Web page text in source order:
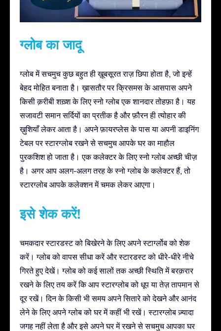
ग्लोब का जादू
ग्लोब में सचमुच कुछ बहुत ही ख़ूबसूरत राज़ छिपा होता है, जो इन्हें
बेहद मोहित बनाता है। ख़ासतौर पर क्रिसमस के आसपास अपने
किसी क़रीबी शख़्श के लिए स्नो ग्लोब एक शानदार तोहफ़ा है। यह
सजावटी समान सर्दियों का प्रतीक है और फ़ौरन ही त्योहार की
ख़ुशियाँ लेकर आता है। अपने फ़ायरप्लेस के पास या अपनी डाइनिंग
टेबल पर स्टारग्लोब रखने से सचमुच आपके घर का माहौल
पुरकशिश हो जाता है। एक कलेक्टर के लिए स्नो ग्लोब अच्छी चीज़
है। अगर आप अलग-अलग तरह के स्नो ग्लोब के कलेक्टर हैं, तो
स्टारग्लोब आपके कलेक्शन में चमक लेकर आएगा।
इसे शेक करें!
चमकदार स्टारडस्ट को बिखेरने के लिए अपने स्टार्ग्लोब को शेक
करें। ग्लोब को वापस सीधा करें और स्टारडस्ट को धीरे-धीरे नीचे
गिरते हुए देखें। ग्लोब को कई सालों तक अच्छी स्थिति में बरक़रार
रखने के लिए तय करें कि आप स्टारग्लोब को धूप या तेज़ तापमान से
दूर रखें। दिन के किसी भी समय अपने सितारे को देखने और आनंद
लेने के लिए अपने ग्लोब को घर में कहीं भी रखें। स्टारग्लोब ज़्यादा
जगह नहीं लेता है और इसे अपने घर में रखने से सचमुच आपका घर